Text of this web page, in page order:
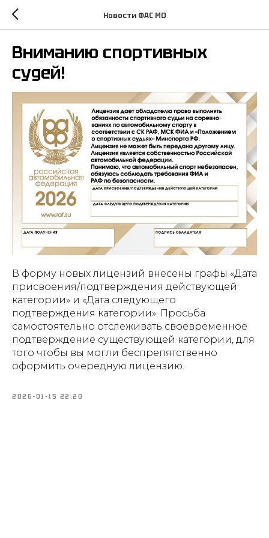
Новости ФАС МО
Вниманию спортивных
судей!
В форму новых лицензий внесены графы «Дата
присвоения/подтверждения действующей
категории» и «Дата следующего
подтверждения категории». Просьба
самостоятельно отслеживать своевременное
подтверждение существующей категории, для
того чтобы вы могли беспрепятственно
оформить очередную лицензию.
2026-01-15 22:20